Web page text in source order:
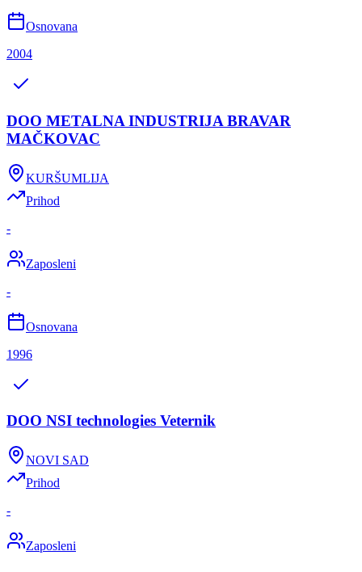
Osnovana
2004
DOO METALNA INDUSTRIJA BRAVAR
MAČKOVAC
KURŠUMLIJA
Prihod
-
Zaposleni
-
Osnovana
1996
DOO NSI technologies Veternik
NOVI SAD
Prihod
-
Zaposleni